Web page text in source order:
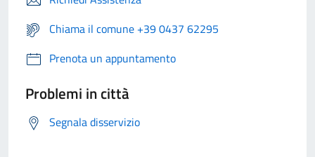
Chiama il comune +39 0437 62295
Prenota un appuntamento
Problemi in città
Segnala disservizio